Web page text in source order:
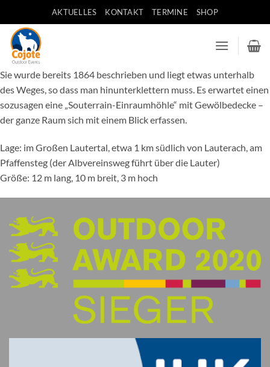
Inhalt
springen
AKTUELLES KONTAKT TERMINE SHOP
Sie wurde bereits 1864 beschrieben und liegt etwas unterhalb
des Weges, so dass man hinunterklettern muss. Es erwartet einen
sozusagen eine „Souterrain-Einraumhöhle“ mit Gewölbedecke –
der ganze Raum sich mit einem Blick erfassen.
Lage: im Großen Lautertal, etwa 1 km südlich von Lauterach, am
Pfaffensteg (der Albvereinsweg führt über die Lauter)
Größe: 12 m lang, 10 m breit, 3 m hoch